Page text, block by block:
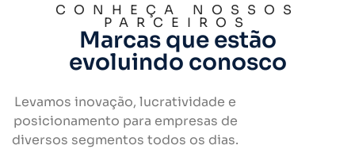
CONHEÇA NOSSOS
PARCEIROS
Marcas que estão
evoluindo conosco
Levamos inovação, lucratividade e
posicionamento para empresas de
diversos segmentos todos os dias.